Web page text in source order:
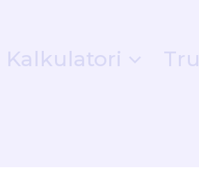
Kalkulatori